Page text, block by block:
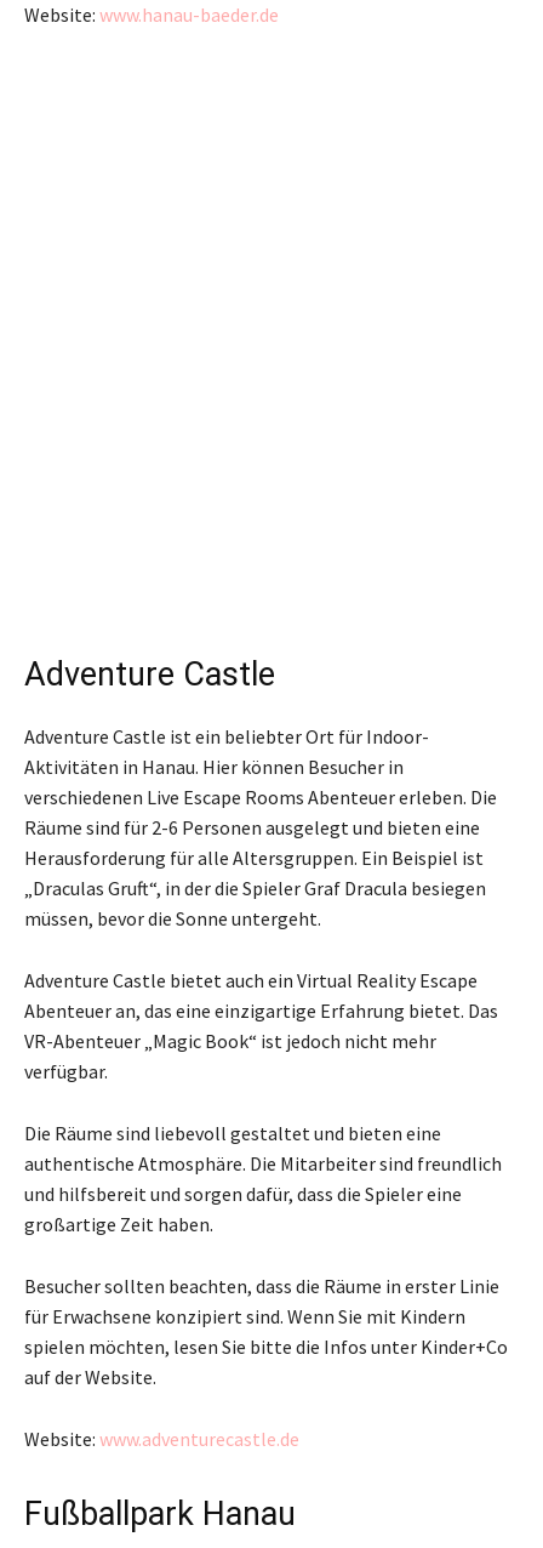
Website: www.hanau-baeder.de
Adventure Castle
Adventure Castle ist ein beliebter Ort für Indoor-
Aktivitäten in Hanau. Hier können Besucher in
verschiedenen Live Escape Rooms Abenteuer erleben. Die
Räume sind für 2-6 Personen ausgelegt und bieten eine
Herausforderung für alle Altersgruppen. Ein Beispiel ist
„Draculas Gruft“, in der die Spieler Graf Dracula besiegen
müssen, bevor die Sonne untergeht.
Adventure Castle bietet auch ein Virtual Reality Escape
Abenteuer an, das eine einzigartige Erfahrung bietet. Das
VR-Abenteuer „Magic Book“ ist jedoch nicht mehr
verfügbar.
Die Räume sind liebevoll gestaltet und bieten eine
authentische Atmosphäre. Die Mitarbeiter sind freundlich
und hilfsbereit und sorgen dafür, dass die Spieler eine
großartige Zeit haben.
Besucher sollten beachten, dass die Räume in erster Linie
für Erwachsene konzipiert sind. Wenn Sie mit Kindern
spielen möchten, lesen Sie bitte die Infos unter Kinder+Co
auf der Website.
Website: www.adventurecastle.de
Fußballpark Hanau